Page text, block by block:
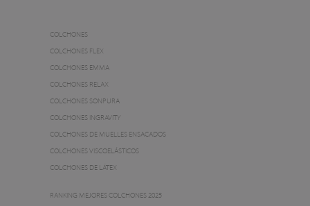
COLCHONES
COLCHONES FLEX
COLCHONES EMMA
COLCHONES RELAX
COLCHONES SONPURA
COLCHONES INGRAVITY
COLCHONES DE MUELLES ENSACADOS
COLCHONES VISCOELÁSTICOS
COLCHONES DE LÁTEX
RANKING MEJORES COLCHONES 2025